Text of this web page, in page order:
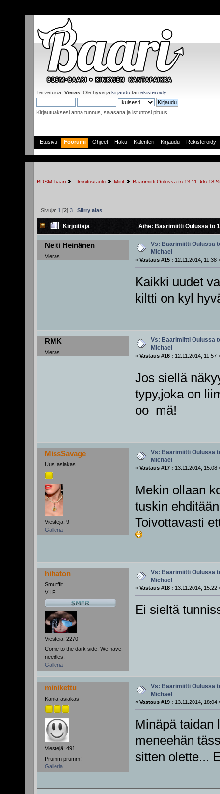
Tervetuloa, Vieras . Ole hyvä ja kirjaudu tai rekisteröidy.
Kirjautuaksesi anna tunnus, salasana ja istuntosi pituus
Etusivu Foorumi Ohjeet Haku Kalenteri Kirjaudu Rekisteröidy
BDSM-baari Ilmoitustaulu Miitit Baarimiitti Oulussa to 13.11. klo 18
Sivuja: 1 [2] 3 Siirry alas
Kirjoittaja Aihe: Baarimiitti Oulussa to
Neiti Heinänen
Vieras
Vs: Baarimiitti Oulussa
Michael
« Vastaus #15 : 12.11.2014, 11:38
Kaikki uudet
kiltti on kyl
RMK
Vieras
Vs: Baarimiitti Oulussa
Michael
« Vastaus #16 : 12.11.2014, 11:57
Jos siellä
typy,joka on
oo mä!
MissSavage
Uusi asiakas
Viestejä: 9
Galleria
Vs: Baarimiitti Oulussa
Michael
« Vastaus #17 : 13.11.2014, 15:08
Mekin ollaan
tuskin
Toivottavasti
hihaton
Smurffit
V.I.P.
Viestejä: 2270
Come to the dark side. We have
needles.
Galleria
Vs: Baarimiitti Oulussa
Michael
« Vastaus #18 : 13.11.2014, 15:22
Ei sieltä
minikettu
Kanta-asiakas
Viestejä: 491
Prumm prumm!
Galleria
Vs: Baarimiitti Oulussa
Michael
« Vastaus #19 : 13.11.2014, 18:04
Minäpä taidan
meneehän
sitten olette...